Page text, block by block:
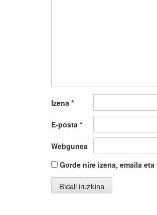
Izena *
E-posta *
Webgunea
Gorde nire izena, emaila